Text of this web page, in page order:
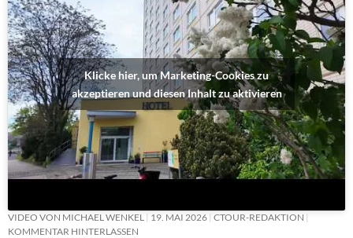
Klicke hier, um Marketing-Cookies zu
akzeptieren und diesen Inhalt zu aktivieren
VIDEO VON MICHAEL WENKEL 19. MAI 2026 CTOUR-REDAKTION
KOMMENTAR HINTERLASSEN